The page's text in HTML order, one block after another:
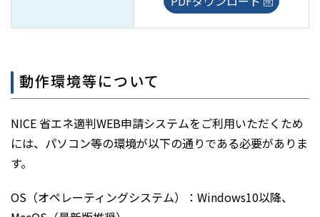
動作環境等について
NICE 省エネ適判WEB申請システムをご利用いただくため
には、パソコン等の環境が以下の通りである必要がありま
す。
OS（オペレーティングシステム）：Windows10以降、